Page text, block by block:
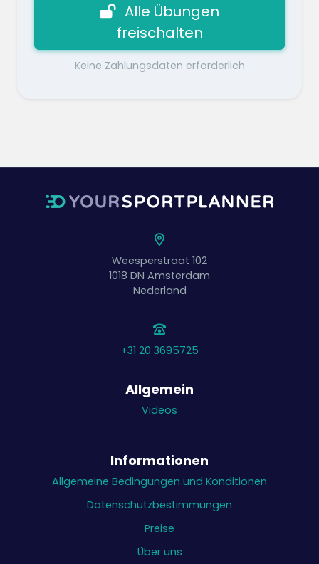
Alle Übungen
freischalten
Keine Zahlungsdaten erforderlich
Weesperstraat 102
1018 DN Amsterdam
Nederland
+31 20 3695725
Allgemein
Videos
Informationen
Allgemeine Bedingungen und Konditionen
Datenschutzbestimmungen
Preise
Über uns